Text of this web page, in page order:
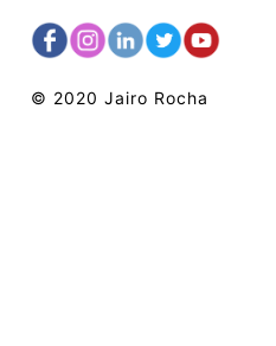
© 2020 Jairo Rocha